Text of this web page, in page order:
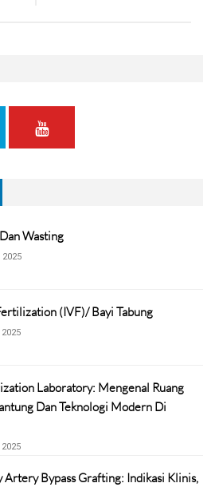
Wasting
2025
(IVF)/ Bayi Tabung
2025
Laboratory: Mengenal Ruang
Dan Teknologi Modern Di
2025
Artery Bypass Grafting: Indikasi Klinis,